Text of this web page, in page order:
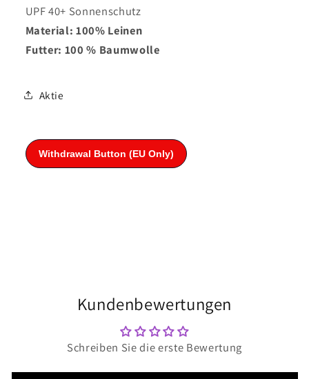
UPF 40+ Sonnenschutz
Material: 100% Leinen
Futter: 100 % Baumwolle
Aktie
Kundenbewertungen
Schreiben Sie die erste Bewertung